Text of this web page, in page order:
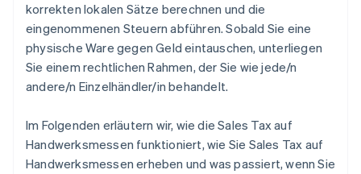
korrekten lokalen Sätze berechnen und die
eingenommenen Steuern abführen. Sobald Sie eine
physische Ware gegen Geld eintauschen, unterliegen
Sie einem rechtlichen Rahmen, der Sie wie jede/n
andere/n Einzelhändler/in behandelt.
Im Folgenden erläutern wir, wie die Sales Tax auf
Handwerksmessen funktioniert, wie Sie Sales Tax auf
Handwerksmessen erheben und was passiert, wenn Sie